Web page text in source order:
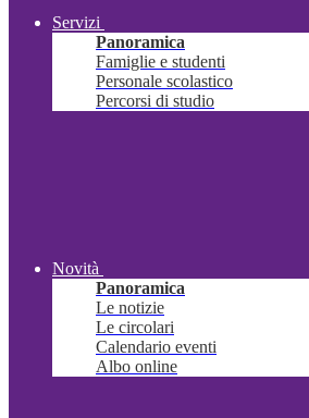
Servizi
Panoramica
Famiglie e studenti
Personale scolastico
Percorsi di studio
Novità
Panoramica
Le notizie
Le circolari
Calendario eventi
Albo online